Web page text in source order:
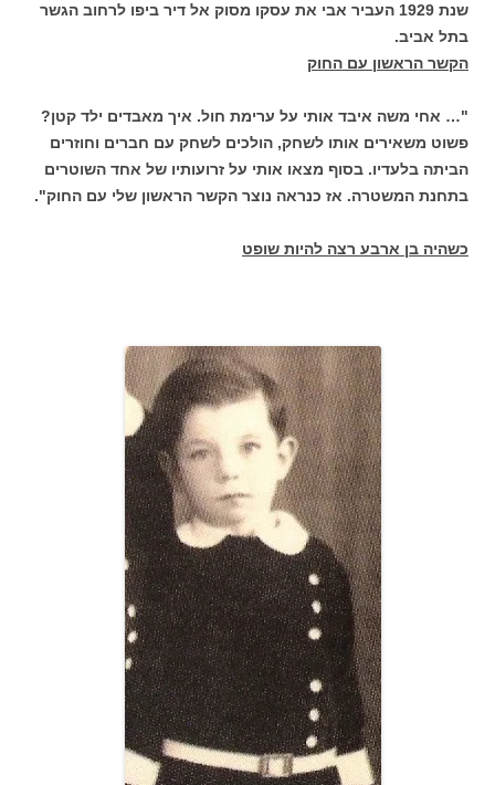
שנת 1929 העביר אבי את עסקו מסוק אל דיר ביפו לרחוב הגשר
בתל אביב.
הקשר הראשון עם החוק
"… אחי משה איבד אותי על ערימת חול. איך מאבדים ילד קטן?
פשוט משאירים אותו לשחק, הולכים לשחק עם חברים וחוזרים
הביתה בלעדיו. בסוף מצאו אותי על זרועותיו של אחד השוטרים
בתחנת המשטרה. אז כנראה נוצר הקשר הראשון שלי עם החוק".
כשהיה בן ארבע רצה להיות שופט